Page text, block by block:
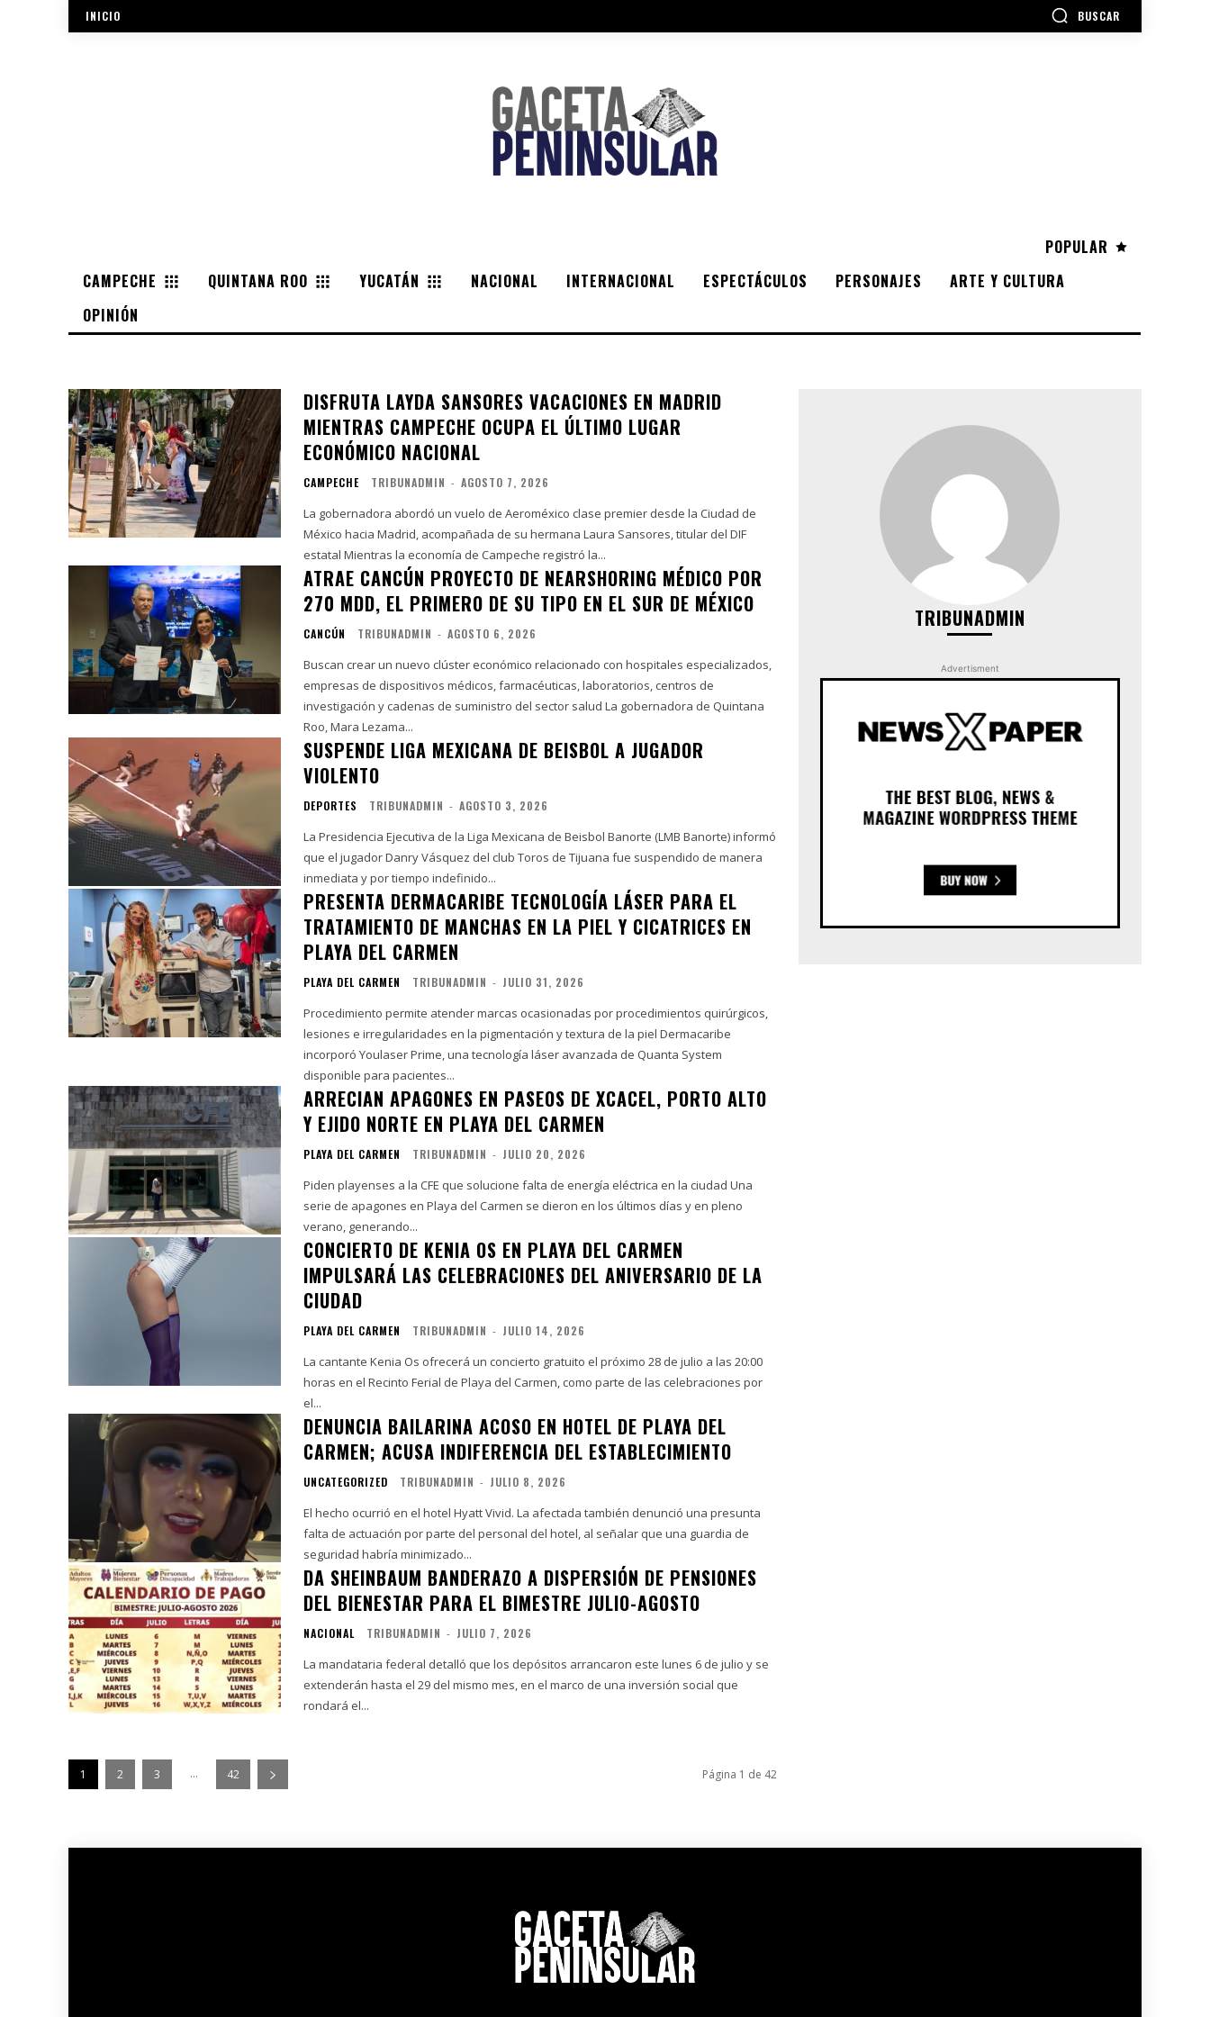
INICIO BUSCAR
POPULAR
CAMPECHE
QUINTANA ROO YUCATÁN NACIONAL INTERNACIONAL ESPECTÁCULOS PERSONAJES
ARTE Y CULTURA
OPINIÓN
DISFRUTA LAYDA SANSORES VACACIONES EN MADRID
MIENTRAS CAMPECHE OCUPA EL ÚLTIMO LUGAR
ECONÓMICO NACIONAL
CAMPECHE TRIBUNADMIN - AGOSTO 7, 2026
La gobernadora abordó un vuelo de Aeroméxico clase premier desde la Ciudad de
México hacia Madrid, acompañada de su hermana Laura Sansores, titular del DIF
estatal Mientras la economía de Campeche registró la...
ATRAE CANCÚN PROYECTO DE NEARSHORING MÉDICO POR
270 MDD, EL PRIMERO DE SU TIPO EN EL SUR DE MÉXICO
CANCÚN TRIBUNADMIN - AGOSTO 6, 2026
Buscan crear un nuevo clúster económico relacionado con hospitales especializados,
empresas de dispositivos médicos, farmacéuticas, laboratorios, centros de
investigación y cadenas de suministro del sector salud La gobernadora de Quintana
Roo, Mara Lezama...
SUSPENDE LIGA MEXICANA DE BEISBOL A JUGADOR
VIOLENTO
DEPORTES TRIBUNADMIN - AGOSTO 3, 2026
La Presidencia Ejecutiva de la Liga Mexicana de Beisbol Banorte (LMB Banorte) informó
que el jugador Danry Vásquez del club Toros de Tijuana fue suspendido de manera
inmediata y por tiempo indefinido...
PRESENTA DERMACARIBE TECNOLOGÍA LÁSER PARA EL
TRATAMIENTO DE MANCHAS EN LA PIEL Y CICATRICES EN
PLAYA DEL CARMEN
PLAYA DEL CARMEN TRIBUNADMIN - JULIO 31, 2026
Procedimiento permite atender marcas ocasionadas por procedimientos quirúrgicos,
lesiones e irregularidades en la pigmentación y textura de la piel Dermacaribe
incorporó Youlaser Prime, una tecnología láser avanzada de Quanta System
disponible para pacientes...
ARRECIAN APAGONES EN PASEOS DE XCACEL, PORTO ALTO
Y EJIDO NORTE EN PLAYA DEL CARMEN
PLAYA DEL CARMEN TRIBUNADMIN - JULIO 20, 2026
Piden playenses a la CFE que solucione falta de energía eléctrica en la ciudad Una
serie de apagones en Playa del Carmen se dieron en los últimos días y en pleno
verano, generando...
CONCIERTO DE KENIA OS EN PLAYA DEL CARMEN
IMPULSARÁ LAS CELEBRACIONES DEL ANIVERSARIO DE LA
CIUDAD
PLAYA DEL CARMEN TRIBUNADMIN - JULIO 14, 2026
La cantante Kenia Os ofrecerá un concierto gratuito el próximo 28 de julio a las 20:00
horas en el Recinto Ferial de Playa del Carmen, como parte de las celebraciones por
el...
DENUNCIA BAILARINA ACOSO EN HOTEL DE PLAYA DEL
CARMEN; ACUSA INDIFERENCIA DEL ESTABLECIMIENTO
UNCATEGORIZED TRIBUNADMIN - JULIO 8, 2026
El hecho ocurrió en el hotel Hyatt Vivid. La afectada también denunció una presunta
falta de actuación por parte del personal del hotel, al señalar que una guardia de
seguridad habría minimizado...
DA SHEINBAUM BANDERAZO A DISPERSIÓN DE PENSIONES
DEL BIENESTAR PARA EL BIMESTRE JULIO-AGOSTO
NACIONAL TRIBUNADMIN - JULIO 7, 2026
La mandataria federal detalló que los depósitos arrancaron este lunes 6 de julio y se
extenderán hasta el 29 del mismo mes, en el marco de una inversión social que
rondará el...
1 2 3 ... 42 Página 1 de 42
TRIBUNADMIN
Advertisment